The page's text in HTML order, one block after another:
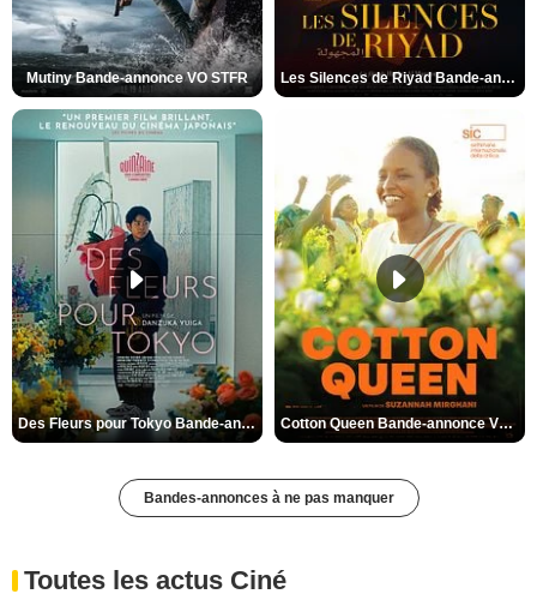
Mutiny Bande-annonce VO STFR Les Silences de Riyad Bande-annonce VO STFR
Des Fleurs pour Tokyo Bande-annonce VO STFR Cotton Queen Bande-annonce VO STFR
Bandes-annonces à ne pas manquer
Toutes les actus Ciné